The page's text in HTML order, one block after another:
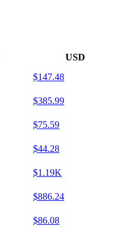
USD
$147.48
$385.99
$75.59
$44.28
$1.19K
$886.24
$86.08